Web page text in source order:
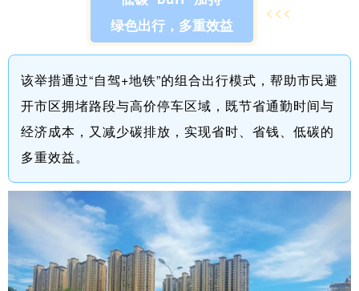
绿色出行，多重效益
<<<
该举措通过“自驾+地铁”的组合出行模式，帮助市民避
开市区拥堵路段与高价停车区域，既节省通勤时间与
经济成本，又减少碳排放，实现省时、省钱、低碳的
多重效益。